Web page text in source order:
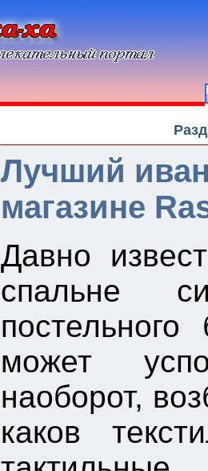
Лучший
магазине
Давно
спальне
может
наоборот,
каков